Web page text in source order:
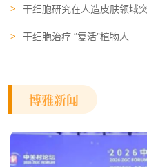
干细胞研究在人造皮肤领域
干细胞治疗 “复活”植物人
博雅新闻